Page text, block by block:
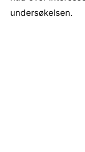
undersøkelsen.